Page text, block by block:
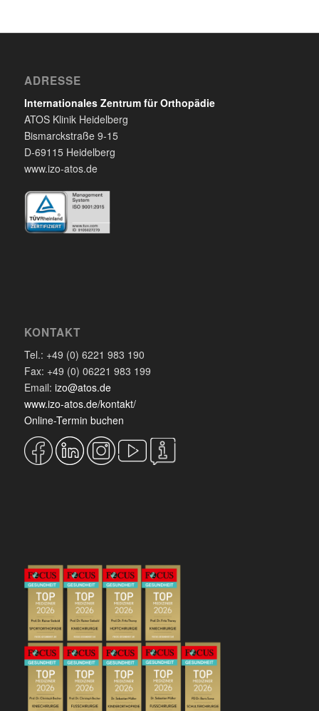
ADRESSE
Internationales Zentrum für Orthopädie
ATOS Klinik Heidelberg
Bismarckstraße 9-15
D-69115 Heidelberg
www.izo-atos.de
KONTAKT
Tel.: +49 (0) 6221 983 190
Fax: +49 (0) 06221 983 199
Email: izo@atos.de
www.izo-atos.de/kontakt/
Online-Termin buchen